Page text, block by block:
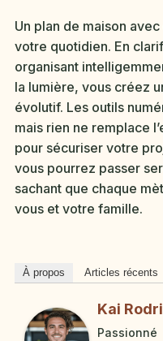
Un plan de maison
votre quotidien. En
organisant
la lumière, vous créez
évolutif. Les outils
mais rien ne remplace
pour sécuriser votre
vous pourrez passer
sachant que chaque
vous et votre famille.
À propos Articles récents
Kai